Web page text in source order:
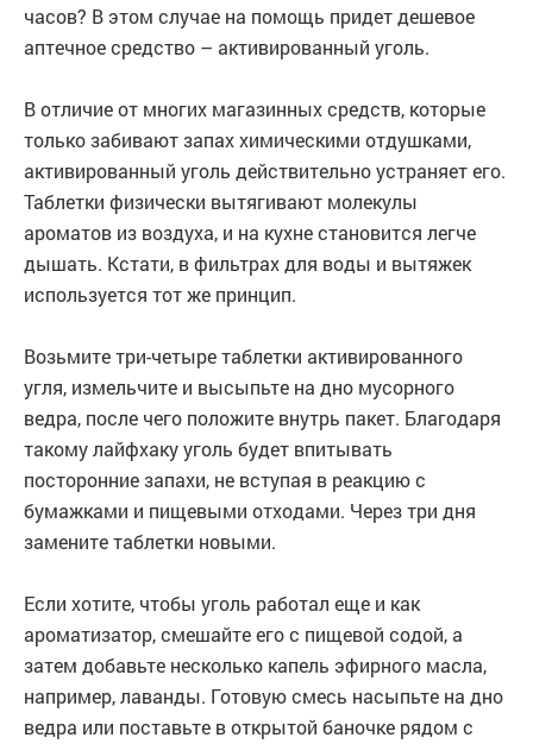
часов? В этом случае на помощь придет дешевое
аптечное средство – активированный уголь.
В отличие от многих магазинных средств, которые
только забивают запах химическими отдушками,
активированный уголь действительно устраняет его.
Таблетки физически вытягивают молекулы
ароматов из воздуха, и на кухне становится легче
дышать. Кстати, в фильтрах для воды и вытяжек
используется тот же принцип.
Возьмите три-четыре таблетки активированного
угля, измельчите и высыпьте на дно мусорного
ведра, после чего положите внутрь пакет. Благодаря
такому лайфхаку уголь будет впитывать
посторонние запахи, не вступая в реакцию с
бумажками и пищевыми отходами. Через три дня
замените таблетки новыми.
Если хотите, чтобы уголь работал еще и как
ароматизатор, смешайте его с пищевой содой, а
затем добавьте несколько капель эфирного масла,
например, лаванды. Готовую смесь насыпьте на дно
ведра или поставьте в открытой баночке рядом с